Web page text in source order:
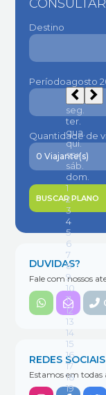
CONSULTAR
Destino
Período
Quantidade de
BUSCAR PLANO
DUVIDAS?
Fale com nossos
REDES SOCIAIS
Estamos em todas